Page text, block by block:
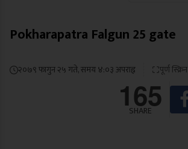
Pokharapatra Falgun 25 gate
२०७९ फागुन २५ गते, समय ४:०३ अपराह्न पूर्ण स्क्रिन
165
SHARE